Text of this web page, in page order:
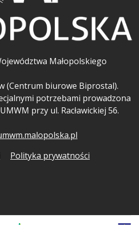
Małopolskiego
(Centrum biurowe Biprostal).
potrzebami prowadzona
przy ul. Racławickiej 56.
Polityka prywatności